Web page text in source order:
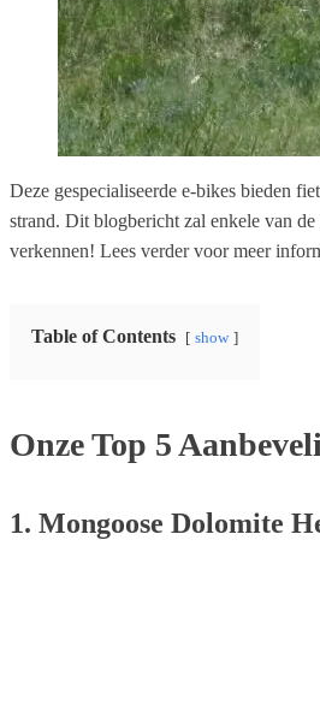
Deze gespecialiseerde e-bikes bieden
strand. Dit blogbericht zal enkele van
verkennen! Lees verder voor meer
Table of Contents show
Onze Top 5
1. Mongoose Dolomite